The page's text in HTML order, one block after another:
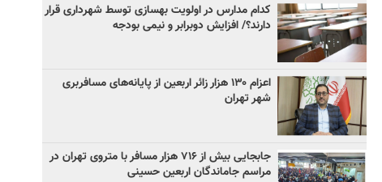
کدام مدارس در اولویت بهسازی توسط شهرداری قرار
دارند؟/ افزایش دوبرابر و نیمی بودجه
اعزام ۱۳۰ هزار زائر اربعین از پایانه‌های مسافربری
شهر تهران
جابجایی بیش از ۷۱۶ هزار مسافر با متروی تهران در
مراسم جاماندگان اربعین حسینی